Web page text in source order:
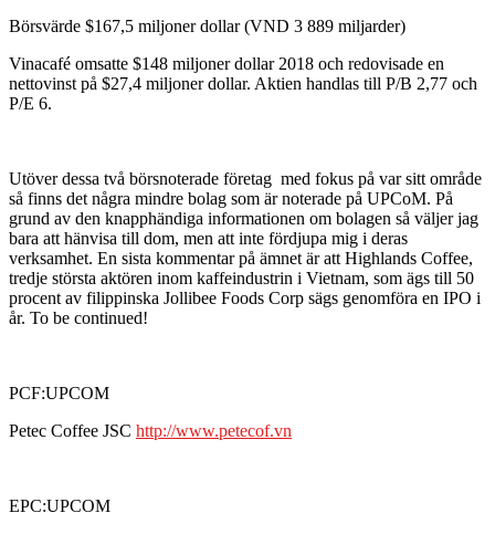
Börsvärde $167,5 miljoner dollar (VND 3 889 miljarder)
Vinacafé omsatte $148 miljoner dollar 2018 och redovisade en
nettovinst på $27,4 miljoner dollar. Aktien handlas till P/B 2,77 och
P/E 6.
Utöver dessa två börsnoterade företag med fokus på var sitt område
så finns det några mindre bolag som är noterade på UPCoM. På
grund av den knapphändiga informationen om bolagen så väljer jag
bara att hänvisa till dom, men att inte fördjupa mig i deras
verksamhet. En sista kommentar på ämnet är att Highlands Coffee,
tredje största aktören inom kaffeindustrin i Vietnam, som ägs till 50
procent av filippinska Jollibee Foods Corp sägs genomföra en IPO i
år. To be continued!
PCF:UPCOM
Petec Coffee JSC http://www.petecof.vn
EPC:UPCOM